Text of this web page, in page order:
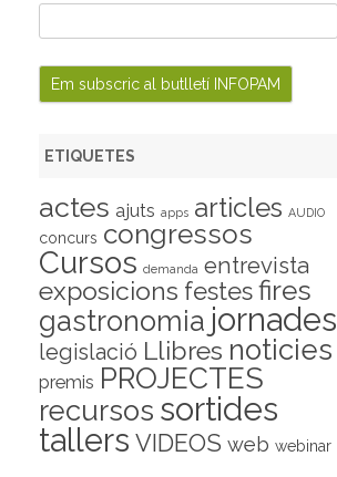
ETIQUETES
actes ajuts apps articles AUDIO
concurs congressos
Cursos demanda entrevista
exposicions festes fires
gastronomia jornades
legislació Llibres noticies
premis PROJECTES
recursos sortides
tallers VIDEOS web webinar